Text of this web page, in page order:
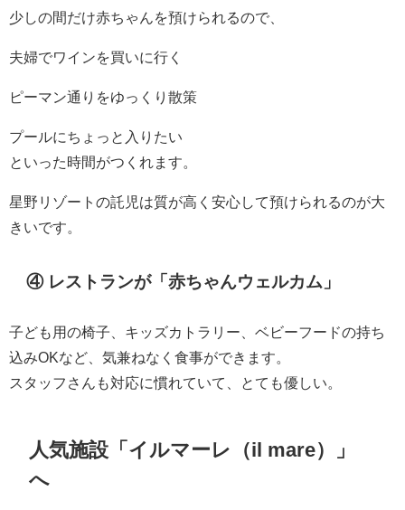
少しの間だけ赤ちゃんを預けられるので、
夫婦でワインを買いに行く
ピーマン通りをゆっくり散策
プールにちょっと入りたい
といった時間がつくれます。
星野リゾートの託児は質が高く安心して預けられるのが大
きいです。
④ レストランが「赤ちゃんウェルカム」
子ども用の椅子、キッズカトラリー、ベビーフードの持ち
込みOKなど、気兼ねなく食事ができます。
スタッフさんも対応に慣れていて、とても優しい。
人気施設「イルマーレ（il mare）」
へ